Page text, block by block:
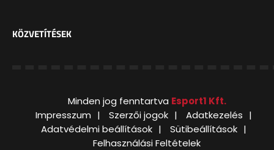
KÖZVETÍTÉSEK
Minden jog fenntartva Esport1 Kft.
Impresszum
Szerzői jogok
Adatkezelés
Adatvédelmi beállítások
Sütibeállítások
Felhasználási Feltételek